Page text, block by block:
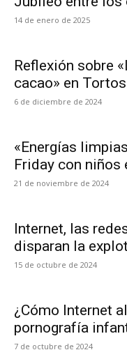
14 de enero de 2025
Reflexión sobre
cacao» en
6 de diciembre de 2024
«Energías
Friday con niños
21 de noviembre de 2024
Internet, las
disparan la
15 de octubre de 2024
¿Cómo Internet
pornografía
7 de octubre de 2024